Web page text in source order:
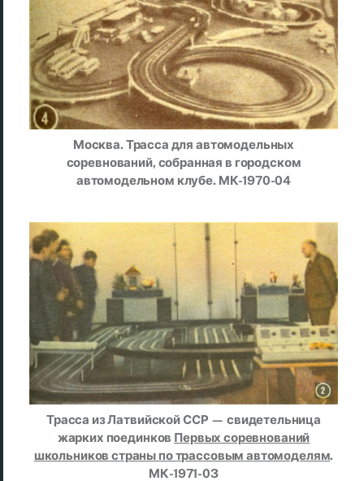
Москва. Трасса для автомодельных
соревнований, собранная в городском
автомодельном клубе. МК-1970-04
Трасса из Латвийской ССР — свидетельница
жарких поединков Первых соревнований
школьников страны по трассовым автомоделям.
МК-1971-03